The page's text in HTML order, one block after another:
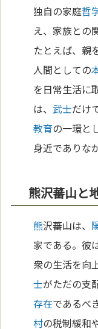
独自の家庭哲
え、家族との
たとえば、親
人間としての
を日常生活に
は、 武士だけ
教育の一環と
身近でありな
熊沢蕃山と
熊沢蕃山は、
家である。彼
衆の生活を向
士がただの支
存在であるべ
村の税制緩和